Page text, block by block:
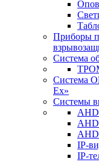
Приборы
Система
Система
Ex»
Системы
IP-
IP-